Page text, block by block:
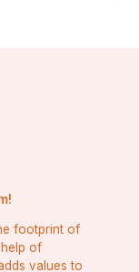
footprint of
of
values to